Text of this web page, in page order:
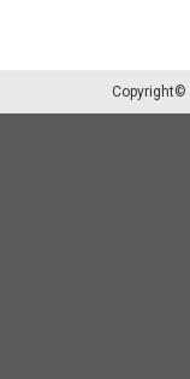
Copyright©